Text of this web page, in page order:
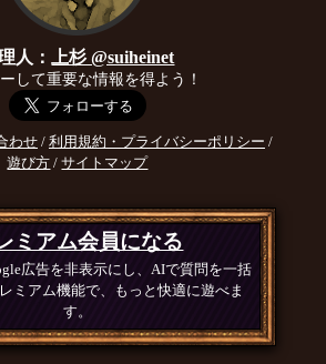
人：上杉 @suiheinet
して重要な情報を得よう！
わせ/ 利用規約・プライバシーポリシー /
遊び方 /サイトマップ
ミアム会員になる
広告を非表示にし、AIで質問を一括
ミアム機能で、もっと快適に遊べま
す。